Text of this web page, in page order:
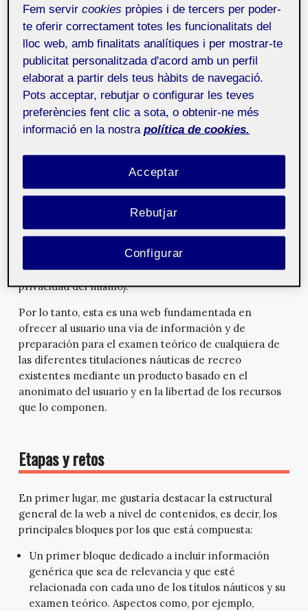
recursos de aprendizaje y a la práctica de los mismos.
Una parte de ellas ofrecen algunos de estos recursos
de manera gratuita (el resto se obtendrían realizando
un pago) a modo de muestra para ilustrar el
funcionamiento de la enseñanza en la náutica y
conseguir atraer clientes.
Al hilo de lo anterior, tras diferentes búsquedas a
través de Internet, no se han encontrado páginas
náutica homologada) que ofrezcan alguna manera de
practicar los diferentes conceptos náuticos existentes
de cara a la preparación del examen teórico para
cualquier título náutico (mediante pruebas o exámenes
de tipo test que permitan esta práctica) y que, además,
lo hagan de manera completamente abierta y gratuita
(evitando al usuario proporcionar datos personales y
realizar un registro en el sistema, favoreciendo así la
privacidad del mismo).
Por lo tanto, esta es una web fundamentada en
ofrecer al usuario una vía de información y de
preparación para el examen teórico de cualquiera de
las diferentes titulaciones náuticas de recreo
existentes mediante un producto basado en el
anonimato del usuario y en la libertad de los recursos
que lo componen.
Etapas y retos
En primer lugar, me gustaría destacar la estructural
general de la web a nivel de contenidos, es decir, los
principales bloques por los que está compuesta:
Un primer bloque dedicado a incluir información
genérica que sea de relevancia y que esté
relacionada con cada uno de los títulos náuticos y su
examen teórico. Aspectos como, por ejemplo,
Fem servircookies pròpies i de tercers per poder-
te oferir correctament totes les funcionalitats del
lloc web, amb finalitats analítiques i per mostrar-te
publicitat personalitzada d'acord amb un perfil
elaborat a partir dels teus hàbits de navegació.
Pots acceptar, rebutjar o configurar les teves
preferències fent clic a sota, o obtenir-ne més
informació en la nostra política de cookies.
Rebutjar
Acceptar
Configurar